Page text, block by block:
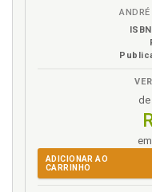
de
ADICIONAR AO
CARRINHO